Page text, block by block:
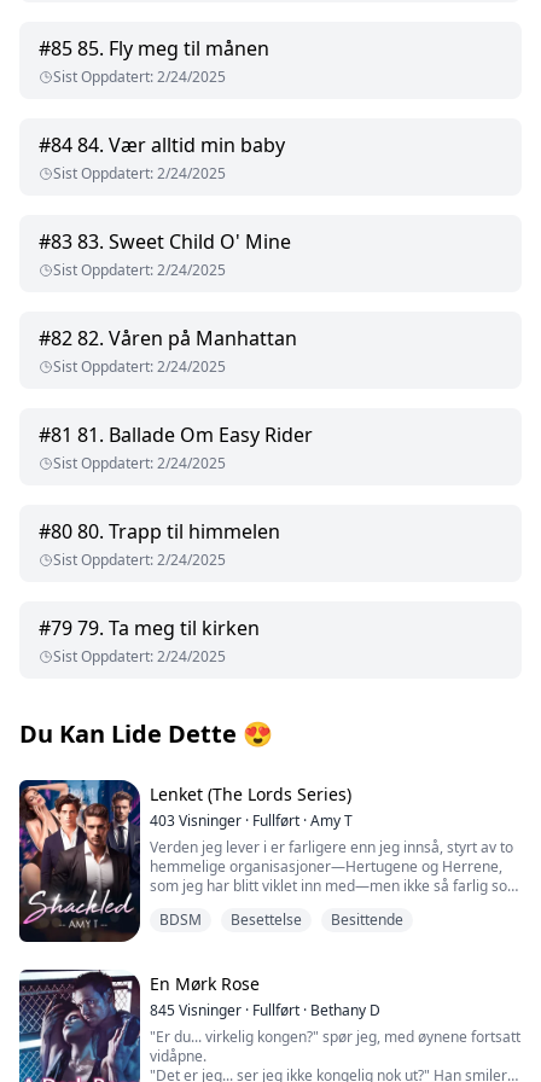
#8585. Fly meg til månen
Sist Oppdatert:2/24/2025
#8484. Vær alltid min baby
Sist Oppdatert:2/24/2025
#8383. Sweet Child O' Mine
Sist Oppdatert:2/24/2025
#8282. Våren på Manhattan
Sist Oppdatert:2/24/2025
#81 81. Ballade Om Easy Rider
Sist Oppdatert:2/24/2025
#8080. Trapp til himmelen
Sist Oppdatert:2/24/2025
#7979. Ta meg til kirken
Sist Oppdatert:2/24/2025
Du Kan Lide Dette 😍
Lenket (The Lords Series)
403Visninger · Fullført ·Amy T
Verden jeg lever i er farligere enn jeg innså, styrt av to
hemmelige organisasjoner—Hertugene og Herrene,
som jeg har blitt viklet inn med—men ikke så farlig som
by, insisterer på at jeg må gifte meg med. Jeg rømte før
med på det, men han har en pris. Jeg må bli ikke bare
hans kvinne, men også hans to venners. Hva valg har
jeg? Så jeg går med på forslaget hans.
Jeg trodde Alekos, Reyes og Stefan ville være min
BDSM Besettelse Besittende
En Mørk Rose
845Visninger · Fullført · Bethany D
"Er du... virkelig kongen?" spør jeg, med øynene fortsatt
vidåpne.
"Det er jeg... ser jeg ikke kongelig nok ut?" Han smiler